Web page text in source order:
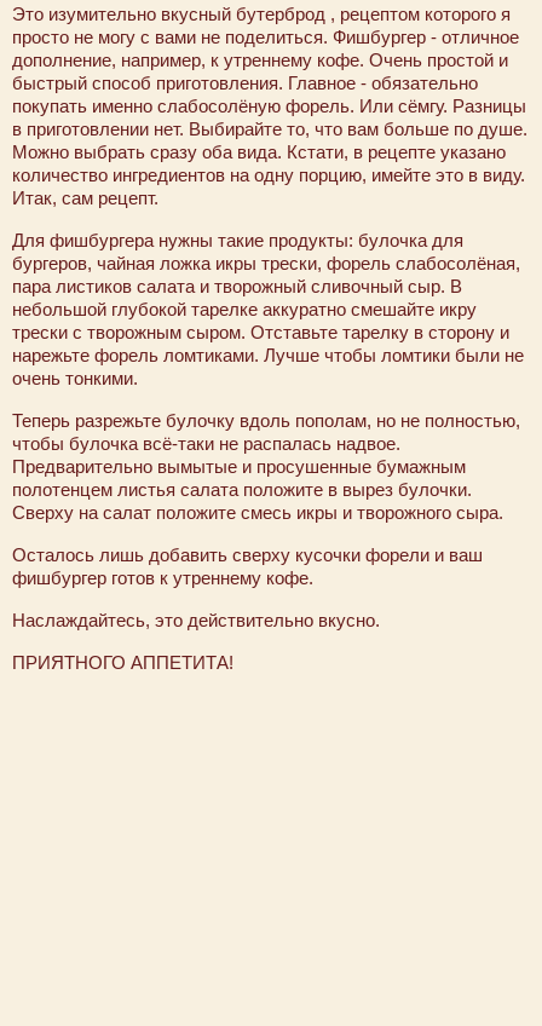
Это изумительно вкусный бутерброд , рецептом которого я
просто не могу с вами не поделиться. Фишбургер - отличное
дополнение, например, к утреннему кофе. Очень простой и
быстрый способ приготовления. Главное - обязательно
покупать именно слабосолёную форель. Или сёмгу. Разницы
в приготовлении нет. Выбирайте то, что вам больше по душе.
Можно выбрать сразу оба вида. Кстати, в рецепте указано
количество ингредиентов на одну порцию, имейте это в виду.
Итак, сам рецепт.
Для фишбургера нужны такие продукты: булочка для
бургеров, чайная ложка икры трески, форель слабосолёная,
пара листиков салата и творожный сливочный сыр. В
небольшой глубокой тарелке аккуратно смешайте икру
трески с творожным сыром. Отставьте тарелку в сторону и
нарежьте форель ломтиками. Лучше чтобы ломтики были не
очень тонкими.
Теперь разрежьте булочку вдоль пополам, но не полностью,
чтобы булочка всё-таки не распалась надвое.
Предварительно вымытые и просушенные бумажным
полотенцем листья салата положите в вырез булочки.
Сверху на салат положите смесь икры и творожного сыра.
Осталось лишь добавить сверху кусочки форели и ваш
фишбургер готов к утреннему кофе.
Наслаждайтесь, это действительно вкусно.
ПРИЯТНОГО АППЕТИТА!